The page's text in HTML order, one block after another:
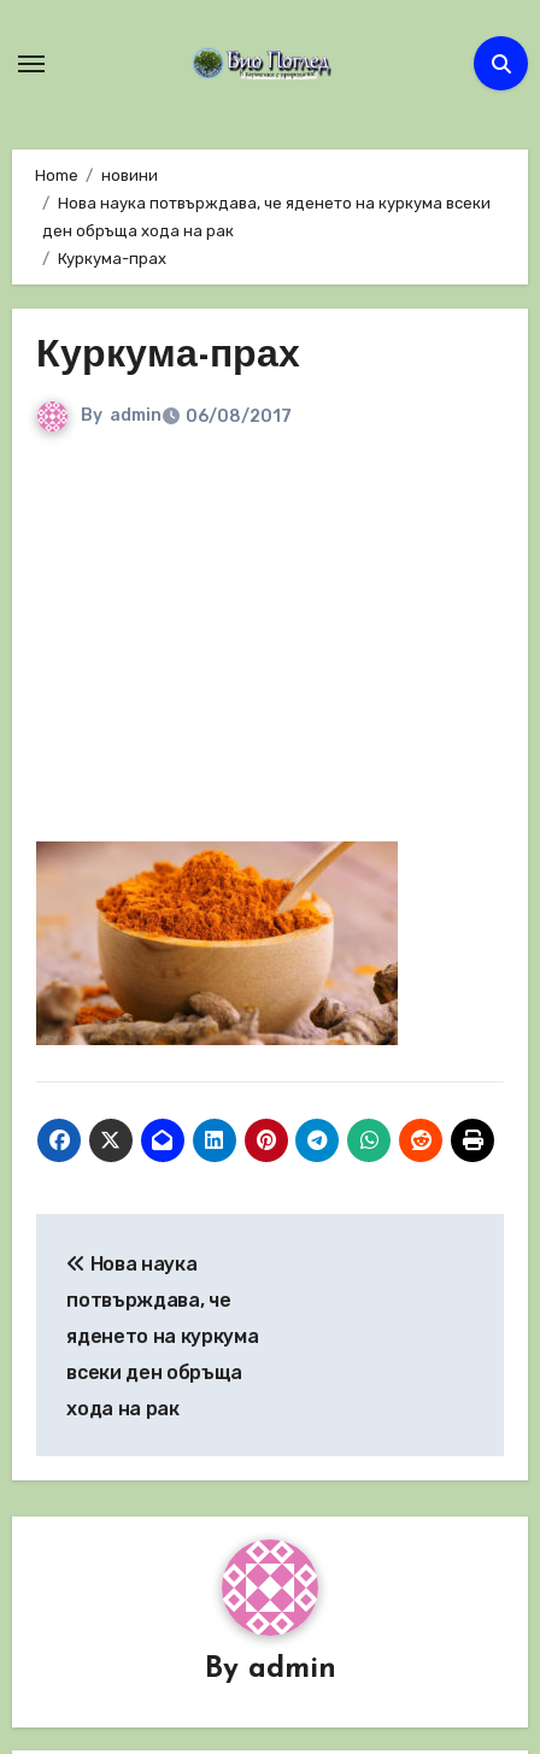
Home
новини
Нова наука потвърждава, че яденето на куркума всеки
ден обръща хода на рак
Куркума-прах
Куркума-прах
By admin 06/08/2017
Нова наука
потвърждава, че
яденето на куркума
всеки ден обръща
хода на рак
By admin